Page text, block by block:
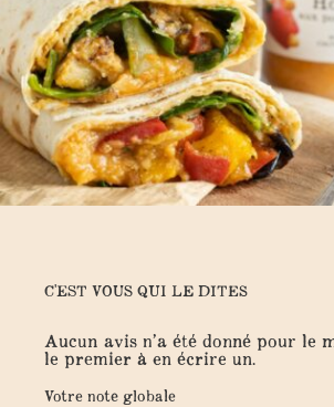
C'EST VOUS QUI LE DITES
Aucun avis n’a été donné pour le
le premier à en écrire un.
Votre note globale